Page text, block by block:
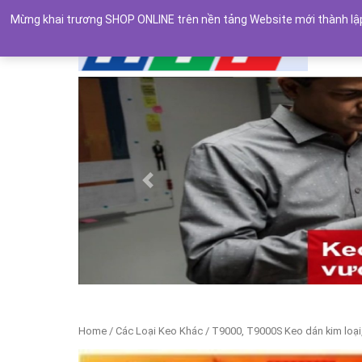
Previous
Home / Các Loại Keo Khác / T9000, T9000S Keo dán kim
Mừng khai trương SHOP ONLINE trên nền tảng Website mới thành